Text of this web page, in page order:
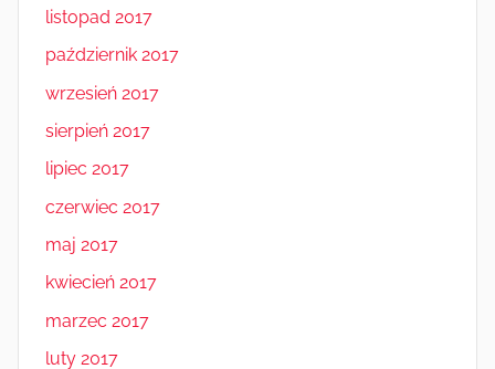
listopad 2017
październik 2017
wrzesień 2017
sierpień 2017
lipiec 2017
czerwiec 2017
maj 2017
kwiecień 2017
marzec 2017
luty 2017